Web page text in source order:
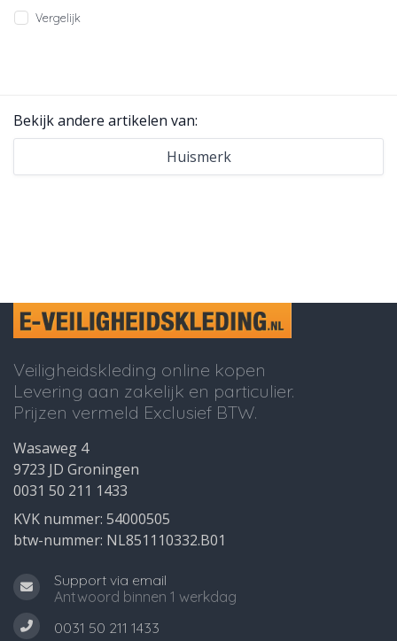
Vergelijk
Bekijk andere artikelen van:
Huismerk
Veiligheidskleding online kopen
Levering aan zakelijk en particulier.
Prijzen vermeld Exclusief BTW.
Wasaweg 4
9723 JD Groningen
0031 50 211 1433
KVK nummer: 54000505
btw-nummer: NL851110332.B01
Support via email
Antwoord binnen 1 werkdag
0031 50 211 1433